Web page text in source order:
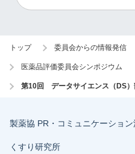
トップ 委員会からの情報発信
医薬品評価委員会シンポジウム
第10回 データサイエンス（DS
製薬協 PR・コミュニケーション
くすり研究所